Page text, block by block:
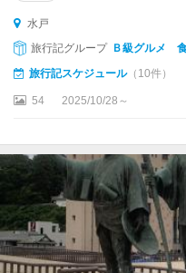
水戸
旅行記グループ Ｂ級グルメ
旅行記スケジュール（10件）
54 2025/10/28～